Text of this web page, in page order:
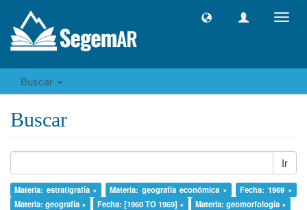
Buscar
Buscar
Ir
Materia: estratigrafía × Materia: geografía económica ×
Fecha: 1969 ×
Materia: geografía ×
Fecha: [1960 TO 1969] × Materia: geomorfología ×